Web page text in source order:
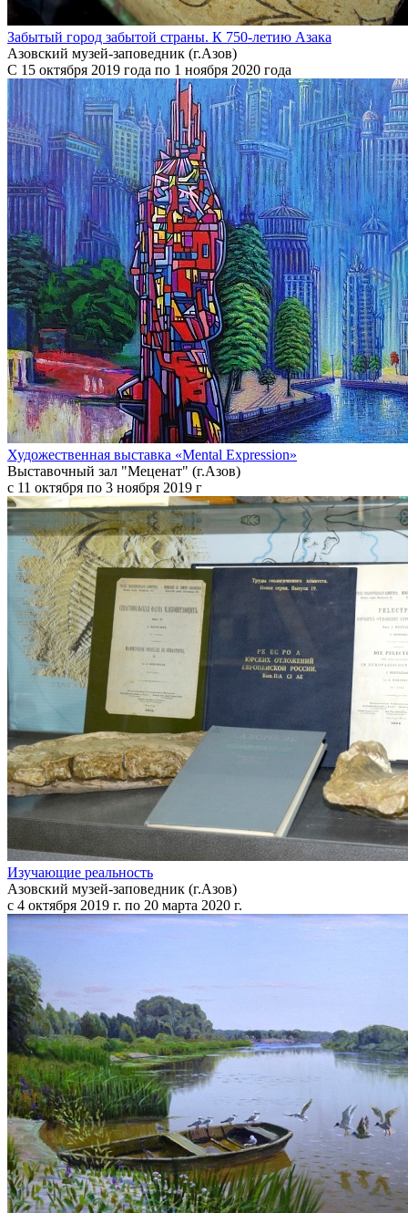
Забытый город забытой страны. К 750-летию Азака
Азовский музей-заповедник (г.Азов)
С 15 октября 2019 года по 1 ноября 2020 года
Художественная выставка «Mental Expression»
Выставочный зал "Меценат" (г.Азов)
с 11 октября по 3 ноября 2019 г
Изучающие реальность
Азовский музей-заповедник (г.Азов)
с 4 октября 2019 г. по 20 марта 2020 г.